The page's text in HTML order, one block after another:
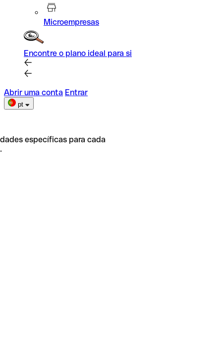
Microempresas
Encontre o plano ideal para si
Abrir uma conta Entrar
pt
específicas para cada